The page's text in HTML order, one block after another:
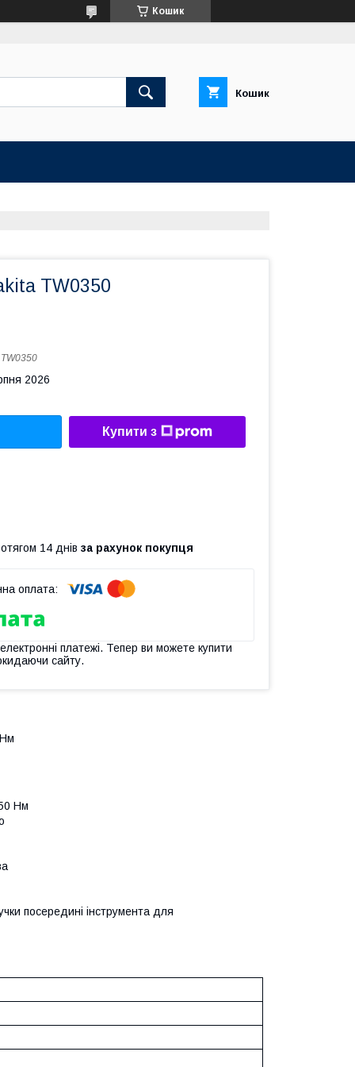
Кошик
Кошик
TW0350
TW0350
2026
Купити з
14 днів за рахунок покупця
платежі. Тепер ви можете купити
сайту.
Нм
посередині інструмента для